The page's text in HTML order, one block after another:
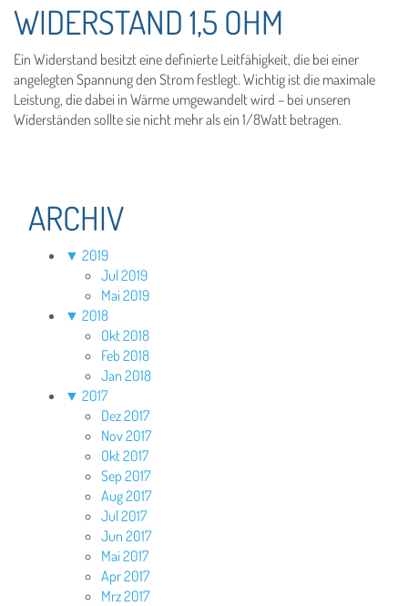
WIDERSTAND 1,5 OHM
Ein Widerstand besitzt eine definierte Leitfähigkeit, die bei einer
angelegten Spannung den Strom festlegt. Wichtig ist die maximale
Leistung, die dabei in Wärme umgewandelt wird – bei unseren
Widerständen sollte sie nicht mehr als ein 1/8Watt betragen.
ARCHIV
▼ 2019
Jul 2019
Mai 2019
▼ 2018
Okt 2018
Feb 2018
Jan 2018
▼ 2017
Dez 2017
Nov 2017
Okt 2017
Sep 2017
Aug 2017
Jul 2017
Jun 2017
Mai 2017
Apr 2017
Mrz 2017